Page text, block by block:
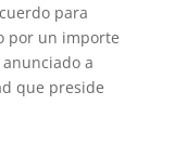
para
por un importe
a
que preside